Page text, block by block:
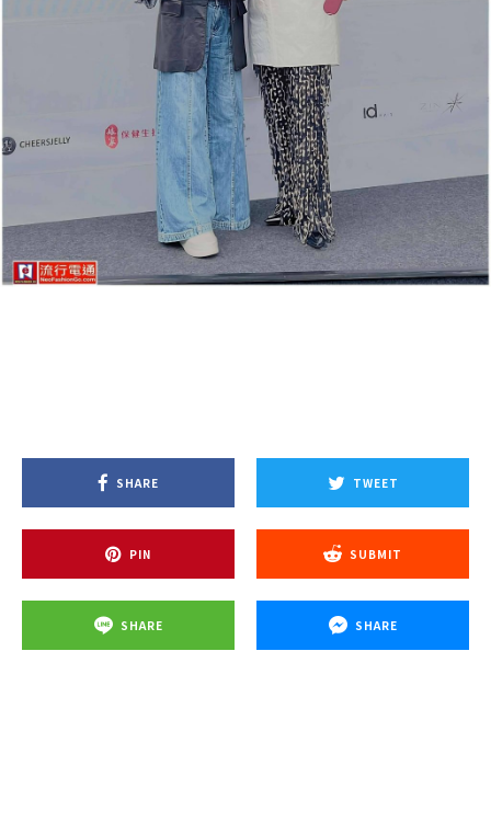
SHARE TWEET
PIN SUBMIT
SHARE SHARE